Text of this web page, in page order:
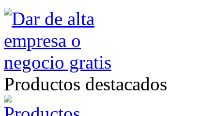
Productos destacados